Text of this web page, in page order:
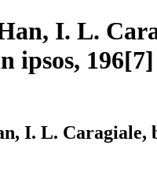
I. L.
ipsos, 196[7]
I. L. Caragiale,